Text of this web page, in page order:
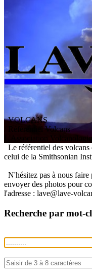
VOLCANS
/ Référentiel Volcans
ssociation V
Le référentiel des
celui de la Smithsonian
N'hésitez pas à nous faire
envoyer des photos pour
l'adresse : lave@lave-
Recherche par mot-